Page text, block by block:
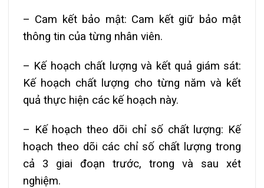
– Cam kết bảo mật: Cam kết giữ bảo mật
thông tin của từng nhân viên.
– Kế hoạch chất lượng và kết quả giám sát:
Kế hoạch chất lượng cho từng năm và kết
quả thực hiện các kế hoạch này.
– Kế hoạch theo dõi chỉ số chất lượng: Kế
hoạch theo dõi các chỉ số chất lượng trong
cả 3 giai đoạn trước, trong và sau xét
nghiệm.